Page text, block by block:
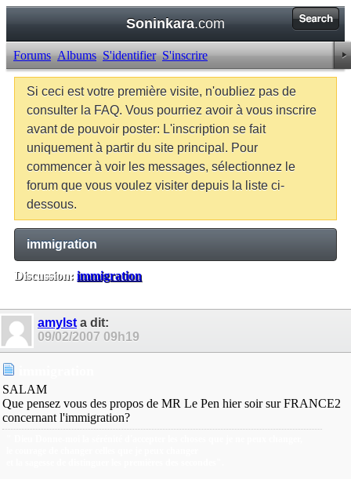
Soninkara.com
Forums Albums S'identifier S'inscrire
Si ceci est votre première visite, n'oubliez pas de
consulter la FAQ. Vous pourriez avoir à vous inscrire
avant de pouvoir poster: L'inscription se fait
uniquement à partir du site principal. Pour
commencer à voir les messages, sélectionnez le
forum que vous voulez visiter depuis la liste ci-
dessous.
immigration
Discussion: immigration
amylst a dit:
09/02/2007 09h19
SALAM
Que pensez vous des propos de MR Le Pen hier soir sur FRANCE2
concernant l'immigration?